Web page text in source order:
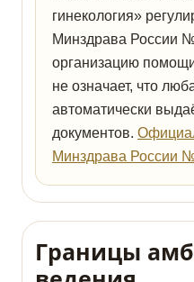
гинекология»
Минздрава России
организацию
не означает, что
автоматически
документов.
Минздрава России
Границы